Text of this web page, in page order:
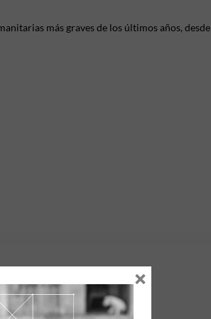
más graves de los últimos años, desde
y valiente ×